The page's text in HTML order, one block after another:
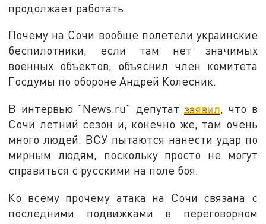
продолжает работать.
Почему на Сочи вообще полетели украинские
беспилотники, если там нет значимых
военных объектов, объяснил член комитета
Госдумы по обороне Андрей Колесник.
В интервью "News.ru" депутат заявил, что в
Сочи летний сезон и, конечно же, там очень
много людей. ВСУ пытаются нанести удар по
мирным людям, поскольку просто не могут
справиться с русскими на поле боя.
Ко всему прочему атака на Сочи связана с
последними подвижками в переговорном